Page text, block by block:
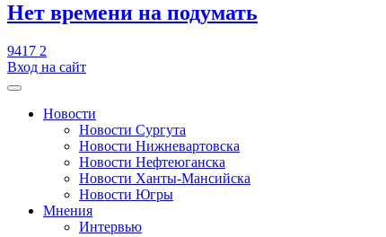
​Нет времени на подумать
9417 2
Вход на сайт
Новости
Новости Сургута
Новости Нижневартовска
Новости Нефтеюганска
Новости Ханты-Мансийска
Новости Югры
Мнения
Интервью